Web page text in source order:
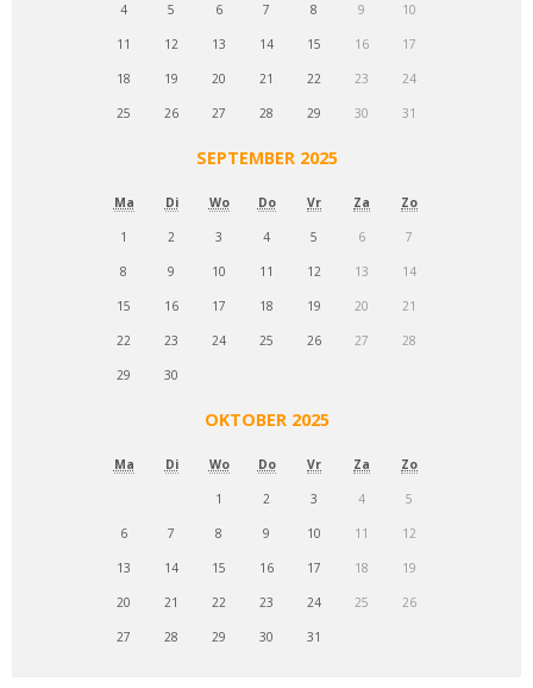
4 5 6 7 8 9 10
11 12 13 14 15 16 17
18 19 20 21 22 23 24
25 26 27 28 29 30 31
SEPTEMBER 2025
Ma Di Wo Do Vr Za Zo
1 2 3 4 5 6 7
8 9 10 11 12 13 14
15 16 17 18 19 20 21
22 23 24 25 26 27 28
29 30
OKTOBER 2025
Ma Di Wo Do Vr Za Zo
1 2 3 4 5
6 7 8 9 10 11 12
13 14 15 16 17 18 19
20 21 22 23 24 25 26
27 28 29 30 31